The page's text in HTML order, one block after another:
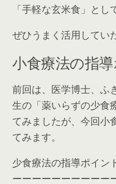
「手軽な玄米食」とし
ぜひうまく活用してい
小食療法の指
前回は、医学博士、ふ
生の「薬いらずの少食
てみましたが、今回小
てみます。
少食療法の指導ポイン
ーーーーーーーーーー